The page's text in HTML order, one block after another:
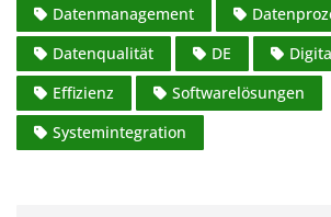
Datenmanagement
Datenqualität
DE
Effizienz
Softwarelösungen
Systemintegration